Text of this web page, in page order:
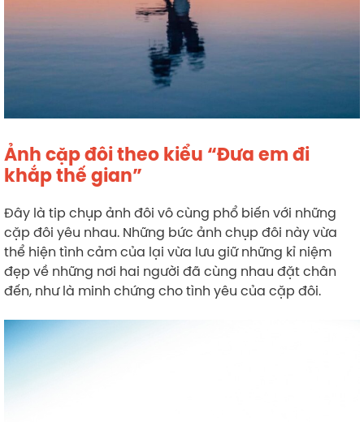
Ảnh cặp đôi theo kiểu “Đưa em đi
khắp thế gian”
Đây là tip chụp ảnh đôi vô cùng phổ biến với những
cặp đôi yêu nhau. Những bức ảnh chụp đôi này vừa
thể hiện tình cảm của lại vừa lưu giữ những kỉ niệm
đẹp về những nơi hai người đã cùng nhau đặt chân
đến, như là minh chứng cho tình yêu của cặp đôi.